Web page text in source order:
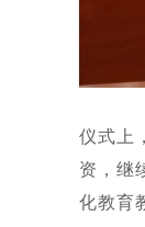
仪式上
资，继
化教育